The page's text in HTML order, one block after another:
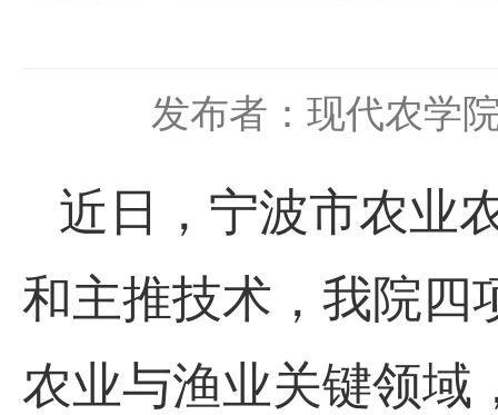
发布者：现代农学
近日，宁波市农业
和主推技术，我院四
农业与渔业关键领域